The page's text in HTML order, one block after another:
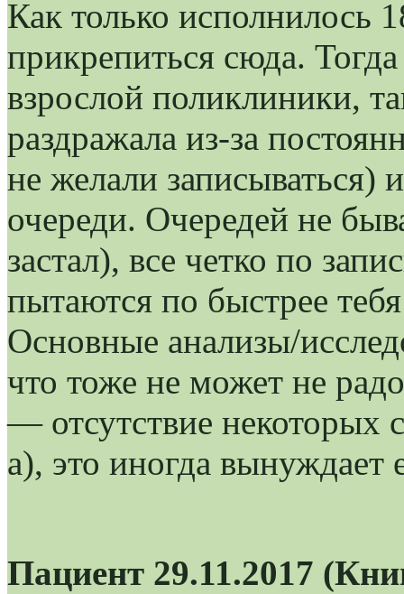
Как только исполнилось
прикрепиться сюда.
взрослой поликлиники,
раздражала из-за
не желали записываться)
очереди. Очередей не
застал), все четко по
пытаются по быстрее
Основные анализы/
что тоже не может не
— отсутствие некоторых
а), это иногда вынуждает
Пациент 29.11.2017